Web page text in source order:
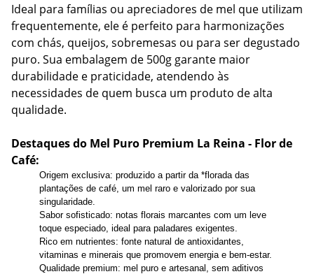
Ideal para famílias ou apreciadores de mel que utilizam
frequentemente, ele é perfeito para harmonizações
com chás, queijos, sobremesas ou para ser degustado
puro. Sua embalagem de 500g garante maior
durabilidade e praticidade, atendendo às
necessidades de quem busca um produto de alta
qualidade.
Destaques do Mel Puro Premium La Reina - Flor de
Café:
Origem exclusiva: produzido a partir da *florada das
plantações de café, um mel raro e valorizado por sua
singularidade.
Sabor sofisticado: notas florais marcantes com um leve
toque especiado, ideal para paladares exigentes.
Rico em nutrientes: fonte natural de antioxidantes,
vitaminas e minerais que promovem energia e bem-estar.
Qualidade premium: mel puro e artesanal, sem aditivos